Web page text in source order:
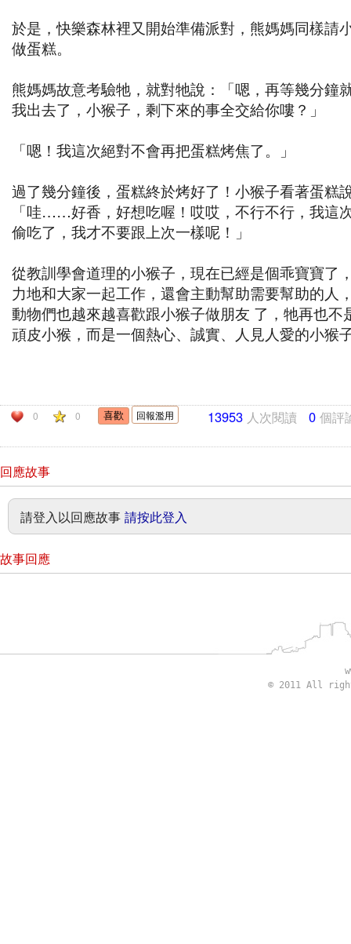
於是，快樂森林裡又開始準備派對，熊媽媽同樣請
做蛋糕。
熊媽媽故意考驗牠，就對牠說：「嗯，再等幾分鐘
我出去了，小猴子，剩下來的事全交給你嘍？」
「嗯！我這次絕對不會再把蛋糕烤焦了。」
過了幾分鐘後，蛋糕終於烤好了！小猴子看著蛋糕
「哇……好香，好想吃喔！哎哎，不行不行，我這
偷吃了，我才不要跟上次一樣呢！」
從教訓學會道理的小猴子，現在已經是個乖寶寶了
力地和大家一起工作，還會主動幫助需要幫助的人
動物們也越來越喜歡跟小猴子做朋友 了，牠再也不
頑皮小猴，而是一個熱心、誠實、人見人愛的小猴
0 0 回報濫用 13953 人次閱讀 0 個評
回應故事
請登入以回應故事 請按此登入
故事回應
© 2011 All